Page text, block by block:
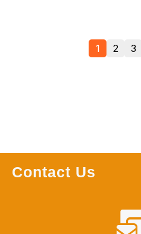
1 2 3
Contact Us